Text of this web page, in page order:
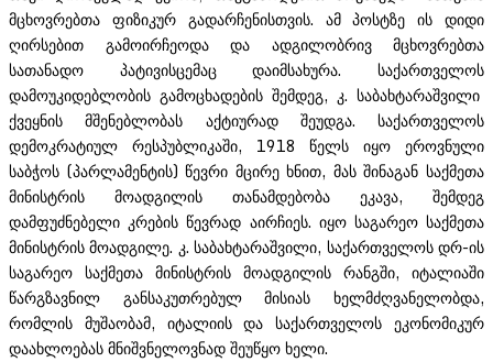
მცხოვრებთა ფიზიკურ გადარჩენისთვის. ამ პოსტზე ის დიდი
ღირსებით გამოირჩეოდა და ადგილობრივ მცხოვრებთა
სათანადო პატივისცემაც დაიმსახურა. საქართველოს
დამოუკიდებლობის გამოცხადების შემდეგ, კ. საბახტარაშვილი
ქვეყნის მშენებლობას აქტიურად შეუდგა. საქართველოს
დემოკრატიულ რესპუბლიკაში, 1918 წელს იყო ეროვნული
საბჭოს (პარლამენტის) წევრი მცირე ხნით, მას შინაგან საქმეთა
მინისტრის მოადგილის თანამდებობა ეკავა, შემდეგ
დამფუძნებელი კრების წევრად აირჩიეს. იყო საგარეო საქმეთა
მინისტრის მოადგილე. კ. საბახტარაშვილი, საქართველოს დრ-ის
საგარეო საქმეთა მინისტრის მოადგილის რანგში, იტალიაში
წარგზავნილ განსაკუთრებულ მისიას ხელმძღვანელობდა,
რომლის მუშაობამ, იტალიის და საქართველოს ეკონომიკურ
დაახლოებას მნიშვნელოვნად შეუწყო ხელი.